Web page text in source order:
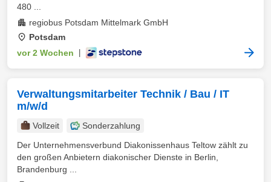
480 ...
regiobus Potsdam Mittelmark GmbH
Potsdam
vor 2 Wochen
Verwaltungsmitarbeiter Technik / Bau / IT
m/w/d
Vollzeit
Sonderzahlung
Der Unternehmensverbund Diakonissenhaus Teltow zählt zu
den großen Anbietern diakonischer Dienste in Berlin,
Brandenburg ...